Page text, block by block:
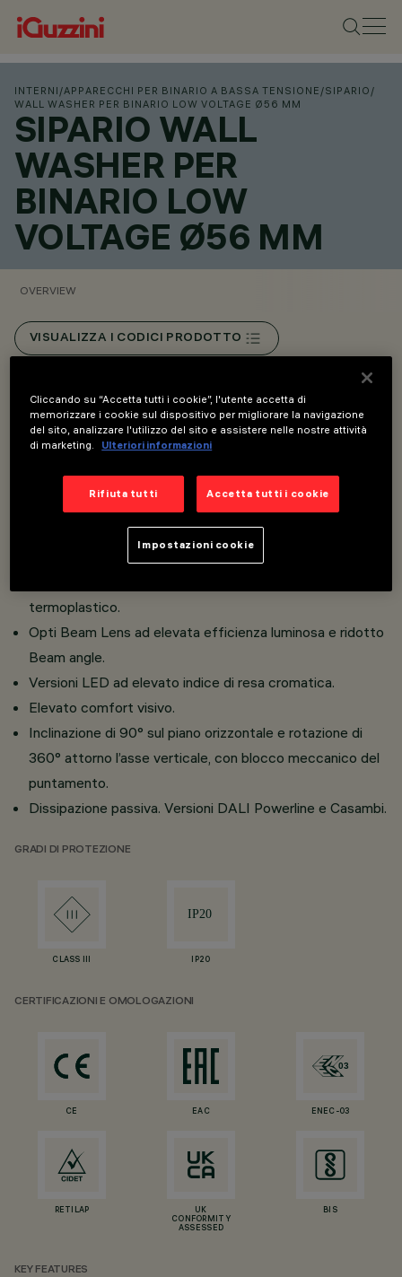
INTERNI /APPARECCHI PER BINARIO A BASSA TENSIONE /SIPARIO /
WALL WASHER PER BINARIO LOW VOLTAGE Ø56 MM
SIPARIO WALL
WASHER PER
BINARIO LOW
VOLTAGE Ø56 MM
OVERVIEW
VISUALIZZA I CODICI PRODOTTO
Overview
Installazione su binario Low Voltage (48V).
Proiettori miniaturizzati con converter DC/DC integrato
a scomparsa nell’adattatore.
Connessione adattatore - binario con sistema rapido a
termoplastico.
Opti Beam Lens ad elevata efficienza luminosa e ridotto
Beam angle.
Versioni LED ad elevato indice di resa cromatica.
Elevato comfort visivo.
Inclinazione di 90° sul piano orizzontale e rotazione di
360° attorno l’asse verticale, con blocco meccanico del
puntamento.
Dissipazione passiva. Versioni DALI Powerline e Casambi.
GRADI DI PROTEZIONE
CLASS III IP20
CERTIFICAZIONI E OMOLOGAZIONI
CE EAC ENEC-03
RETILAP
UK
CONFORMITY
ASSESSED
BIS
KEY FEATURES
Cliccando su “Accetta tutti i cookie”, l'utente accetta di
memorizzare i cookie sul dispositivo per migliorare la navigazione
del sito, analizzare l'utilizzo del sito e assistere nelle nostre attività
di marketing.
Ulteriori informazioni
Rifiuta tutti Accetta tutti i cookie
Impostazioni cookie